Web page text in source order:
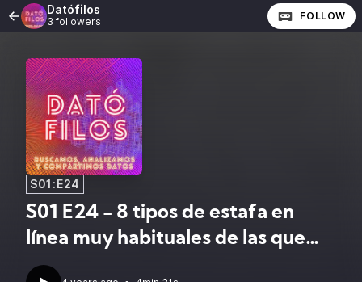
Datófilos
3 followers FOLLOW
S01:E24
S01 E24 - 8 tipos de estafa en
línea muy habituales de las que
debes estar prevenido